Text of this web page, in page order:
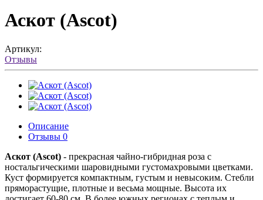
Аскот (Ascot)
Артикул:
Отзывы
Описание
Отзывы 0
Аскот (Ascot) - прекрасная чайно-гибридная роза с
ностальгическими шаровидными густомахровыми цветками.
Куст формируется компактным, густым и невысоким. Стебли
пряморастущие, плотные и весьма мощные. Высота их